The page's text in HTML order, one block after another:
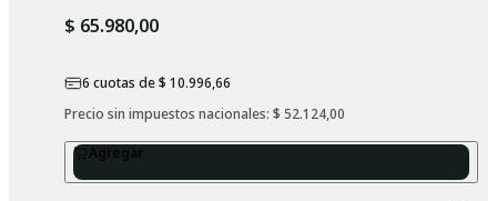
$ 65.980,00
6 cuotas de$ 10.996,66
Precio sin impuestos nacionales: $ 52.124,00
Agregar